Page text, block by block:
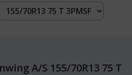
A/S 155/70R13 75 T